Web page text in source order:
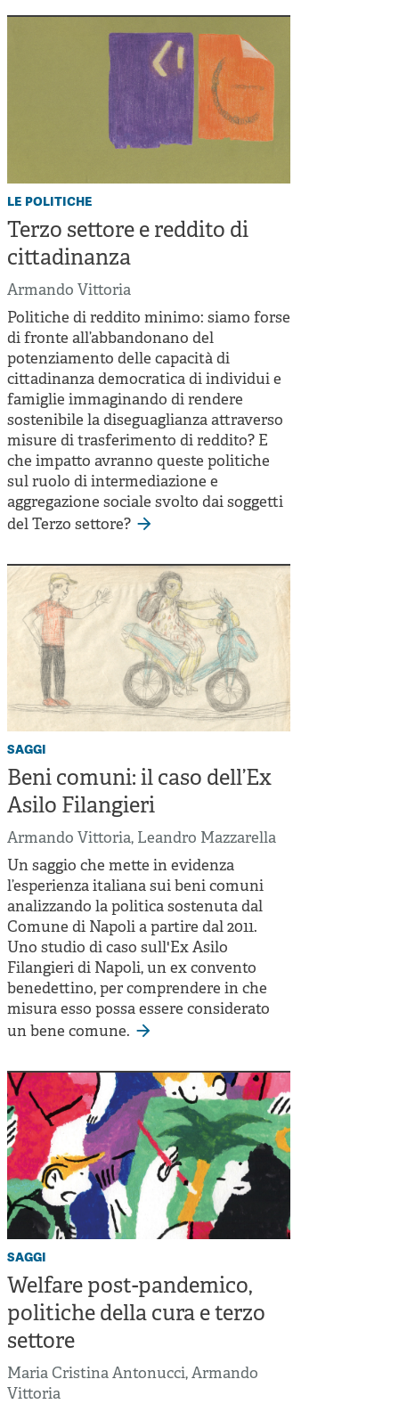
le politiche
Terzo settore e reddito di
cittadinanza
Armando Vittoria
Politiche di reddito minimo: siamo forse
di fronte all’abbandonano del
potenziamento delle capacità di
cittadinanza democratica di individui e
famiglie immaginando di rendere
sostenibile la diseguaglianza attraverso
misure di trasferimento di reddito? E
che impatto avranno queste politiche
sul ruolo di intermediazione e
aggregazione sociale svolto dai soggetti
del Terzo settore?
saggi
Beni comuni: il caso dell’Ex
Asilo Filangieri
Armando Vittoria, Leandro Mazzarella
Un saggio che mette in evidenza
l’esperienza italiana sui beni comuni
analizzando la politica sostenuta dal
Comune di Napoli a partire dal 2011.
Uno studio di caso sull'Ex Asilo
Filangieri di Napoli, un ex convento
benedettino, per comprendere in che
misura esso possa essere considerato
un bene comune.
saggi
Welfare post-pandemico,
politiche della cura e terzo
settore
Maria Cristina Antonucci,Armando
Vittoria